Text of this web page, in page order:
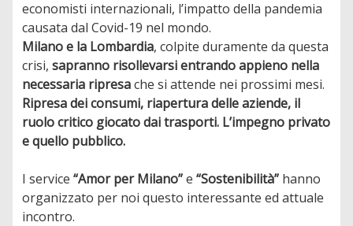
economisti internazionali, l’impatto della pandemia
causata dal Covid-19 nel mondo.
Milano e la Lombardia, colpite duramente da questa
crisi,sapranno risollevarsi entrando appieno nella
necessaria ripresache si attende nei prossimi mesi.
Ripresa dei consumi, riapertura delle aziende, il
ruolo critico giocato dai trasporti. L’impegno privato
e quello pubblico.
I service“Amor per Milano”e“Sostenibilità” hanno
organizzato per noi questo interessante ed attuale
incontro.